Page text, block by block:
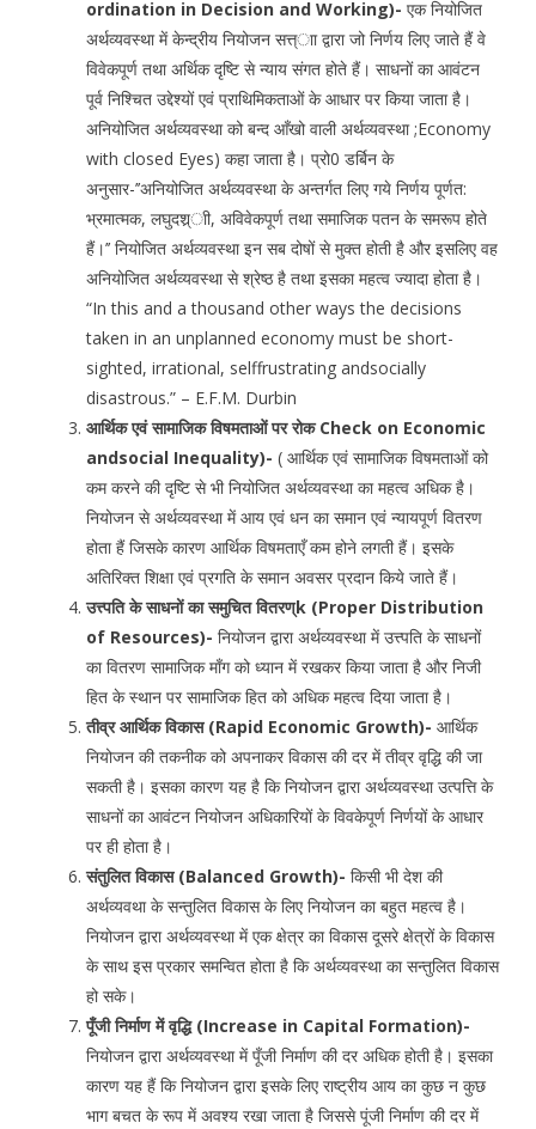
ordination in Decision and Working)- एक नियोजित
अर्थव्यवस्था में केन्द्रीय नियोजन सत्त्ाा द्वारा जो निर्णय लिए जाते हैं वे
विवेकपूर्ण तथा अर्थिक दृष्टि से न्याय संगत होते हैं। साधनों का आवंटन
पूर्व निश्चित उद्देश्यों एवं प्राथिमिकताओं के आधार पर किया जाता है।
अनियोजित अर्थव्यवस्था को बन्द आँखो वाली अर्थव्यवस्था ;Economy
with closed Eyes) कहा जाता है। प्रो0 डर्बिन के
अनुसार-’’अनियोजित अर्थव्यवस्था के अन्तर्गत लिए गये निर्णय पूर्णत:
भ्रमात्मक, लघुदश्र्ाी, अविवेकपूर्ण तथा समाजिक पतन के समरूप होते
हैं।’’ नियोजित अर्थव्यवस्था इन सब दोषों से मुक्त होती है और इसलिए वह
अनियोजित अर्थव्यवस्था से श्रेष्ठ है तथा इसका महत्व ज्यादा होता है।
“In this and a thousand other ways the decisions
taken in an unplanned economy must be short-
sighted, irrational, selffrustrating andsocially
disastrous.” – E.F.M. Durbin
आर्थिक एवं सामाजिक विषमताओं पर रोक Check on Economic
andsocial Inequality)- ( आर्थिक एवं सामाजिक विषमताओं को
कम करने की दृष्टि से भी नियोजित अर्थव्यवस्था का महत्व अधिक है।
नियोजन से अर्थव्यवस्था में आय एवं धन का समान एवं न्यायपूर्ण वितरण
होता हैं जिसके कारण आर्थिक विषमताएँ कम होने लगती हैं। इसके
अतिरिक्त शिक्षा एवं प्रगति के समान अवसर प्रदान किये जाते हैं।
उत्त्पति के साधनों का समुचित वितरण्k (Proper Distribution
of Resources)- नियोजन द्वारा अर्थव्यवस्था में उत्त्पति के साधनों
का वितरण सामाजिक माँग को ध्यान में रखकर किया जाता है और निजी
हित के स्थान पर सामाजिक हित को अधिक महत्व दिया जाता है।
तीव्र आर्थिक विकास (Rapid Economic Growth)- आर्थिक
नियोजन की तकनीक को अपनाकर विकास की दर में तीव्र वृद्धि की जा
सकती है। इसका कारण यह है कि नियोजन द्वारा अर्थव्यवस्था उत्पत्ति के
साधनों का आवंटन नियोजन अधिकारियों के विवकेपूर्ण निर्णयों के आधार
पर ही होता है।
संतुलित विकास (Balanced Growth)- किसी भी देश की
अर्थव्यवथा के सन्तुलित विकास के लिए नियोजन का बहुत महत्व है।
नियोजन द्वारा अर्थव्यवस्था में एक क्षेत्र का विकास दूसरे क्षेत्रों के विकास
के साथ इस प्रकार समन्वित होता है कि अर्थव्यवस्था का सन्तुलित विकास
हो सके।
पूँजी निर्माण में वृद्धि (Increase in Capital Formation)-
नियोजन द्वारा अर्थव्यवस्था में पूँजी निर्माण की दर अधिक होती है। इसका
कारण यह हैं कि नियोजन द्वारा इसके लिए राष्ट्रीय आय का कुछ न कुछ
भाग बचत के रूप में अवश्य रखा जाता है जिससे पूंजी निर्माण की दर में